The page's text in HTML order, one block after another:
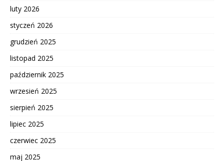
luty 2026
styczeń 2026
grudzień 2025
listopad 2025
październik 2025
wrzesień 2025
sierpień 2025
lipiec 2025
czerwiec 2025
maj 2025